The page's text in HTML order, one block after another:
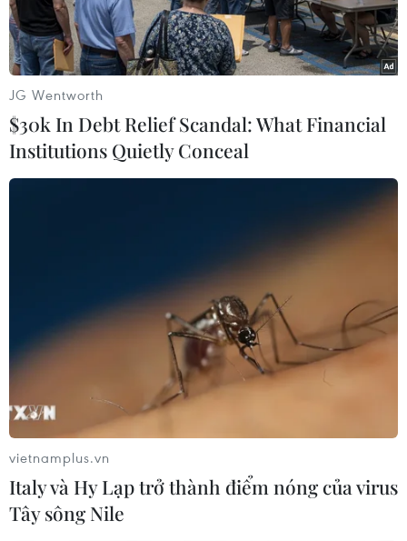
Thi công gói thầu XL2 của dự án thành phần 7 Đường Vành đai
3 Thành phố Hồ Chí Minh (Ảnh: Bùi Giang/TTXVN)
Theo Sở Giao thông Vận tải Long An, hiện nay,
các đơn vị thi công dự án đường Vành đai 3
Thành phố Hồ Chí Minh đoạn qua địa bàn tỉnh
Long An đã cơ bản chủ động được nguồn cát
phục vụ san lấp, xây dựng cho dự án, đảm bảo
theo tiến độ đề ra.
Do đó, nhu cầu cát cho dự án đoạn qua tỉnh
Long An là hơn 725.000m3; trong đó, năm 2024
JG Wentworth
$30k In Debt Relief Scandal: What Financial
Institutions Quietly Conceal
vietnamplus.vn
Italy và Hy Lạp trở thành điểm nóng của virus
Tây sông Nile